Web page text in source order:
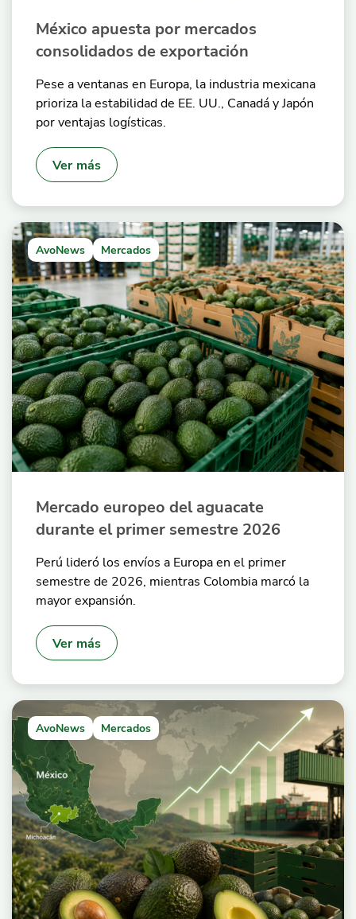
México apuesta por mercados
consolidados de exportación
Pese a ventanas en Europa, la industria mexicana
prioriza la estabilidad de EE. UU., Canadá y Japón
por ventajas logísticas.
Ver más
AvoNews Mercados
Mercado europeo del aguacate
durante el primer semestre 2026
Perú lideró los envíos a Europa en el primer
semestre de 2026, mientras Colombia marcó la
mayor expansión.
Ver más
AvoNews Mercados